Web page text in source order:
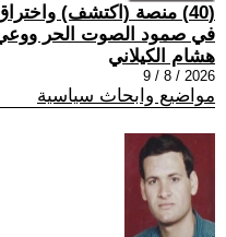
(40) منصة (اكتشف)
في صمود الصوت الحر ووعي
هشام الكيلاني
2026 / 8 / 9
مواضيع وابحاث سياسية